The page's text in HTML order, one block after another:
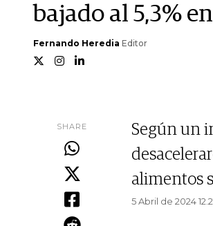
bajado al 5,3%
Fernando Heredia Editor
SHARE
Según un
alimentos
5 Abril de 2024